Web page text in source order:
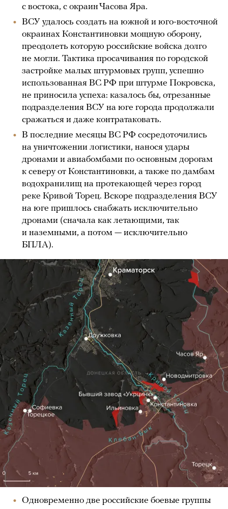
с востока, с окраин Часова Яра.
ВСУ удалось создать на южной и юго-восточной
окраинах Константиновки мощную оборону,
преодолеть которую российские войска долго
не могли. Тактика просачивания по городской
застройке малых штурмовых групп, успешно
использованная ВС РФ при штурме Покровска,
не приносила успеха: казалось бы, отрезанные
подразделения ВСУ на юге города продолжали
сражаться и даже контратаковать.
В последние месяцы ВС РФ сосредоточились
на уничтожении логистики, нанося удары
дронами и авиабомбами по основным дорогам
к северу от Константиновки, а также по дамбам
водохранилищ на протекающей через город
реке Кривой Торец. Вскоре подразделения ВСУ
на юге пришлось снабжать исключительно
дронами (сначала как летающими, так
и наземными, а потом — исключительно
БПЛА).
Одновременно две российские боевые группы